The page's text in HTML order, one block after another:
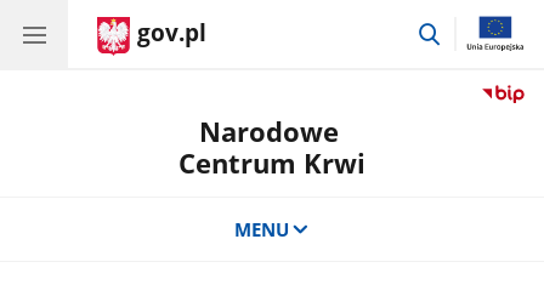
gov.pl
przejdź
Narodowe
Centrum Krwi
MENU